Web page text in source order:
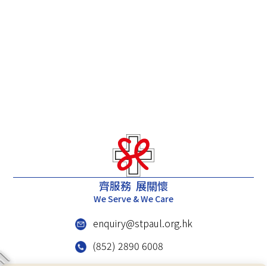
齊服務 展關懷
We Serve & We Care
enquiry@stpaul.org.hk
(852) 2890 6008